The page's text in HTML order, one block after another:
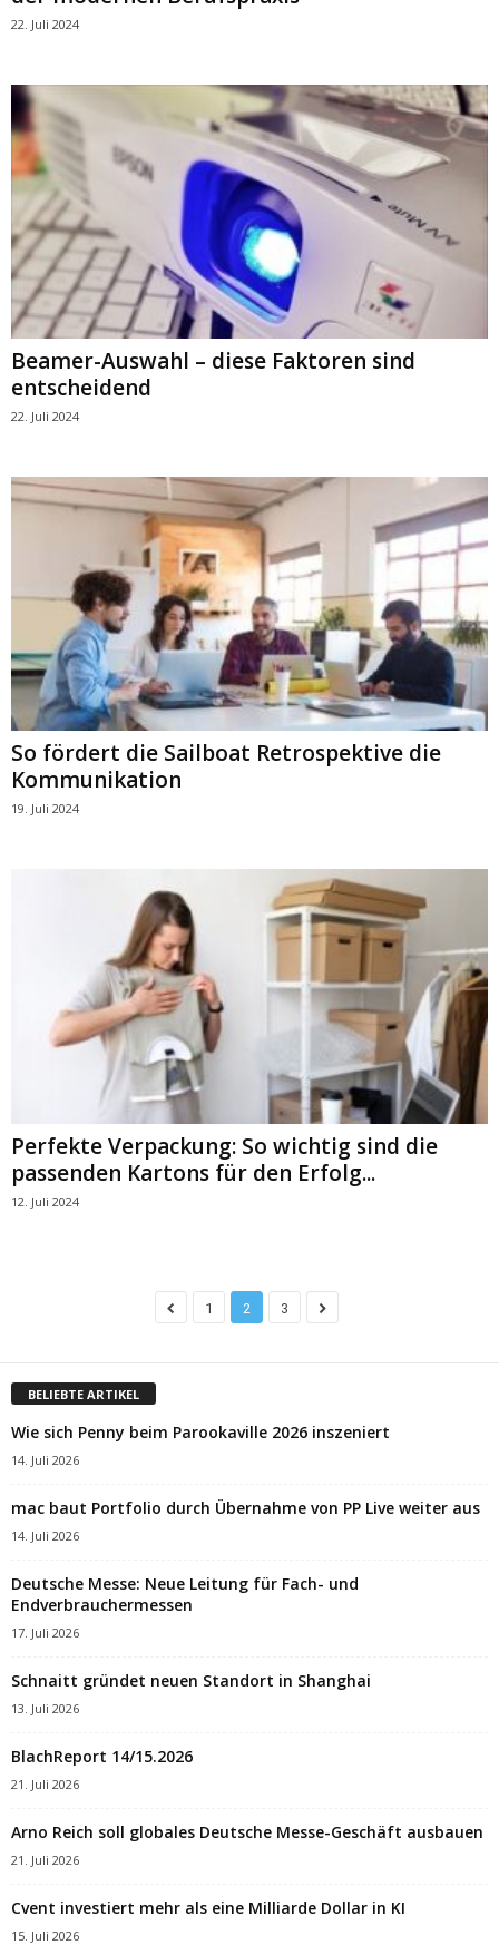
22. Juli 2024
Beamer-Auswahl – diese Faktoren sind
entscheidend
22. Juli 2024
So fördert die Sailboat Retrospektive die
Kommunikation
19. Juli 2024
Perfekte Verpackung: So wichtig sind die
passenden Kartons für den Erfolg...
12. Juli 2024
1 2 3
BELIEBTE ARTIKEL
Wie sich Penny beim Parookaville 2026 inszeniert
14. Juli 2026
mac baut Portfolio durch Übernahme von PP Live weiter aus
14. Juli 2026
Deutsche Messe: Neue Leitung für Fach- und
Endverbrauchermessen
17. Juli 2026
Schnaitt gründet neuen Standort in Shanghai
13. Juli 2026
BlachReport 14/15.2026
21. Juli 2026
Arno Reich soll globales Deutsche Messe-Geschäft ausbauen
21. Juli 2026
Cvent investiert mehr als eine Milliarde Dollar in KI
15. Juli 2026